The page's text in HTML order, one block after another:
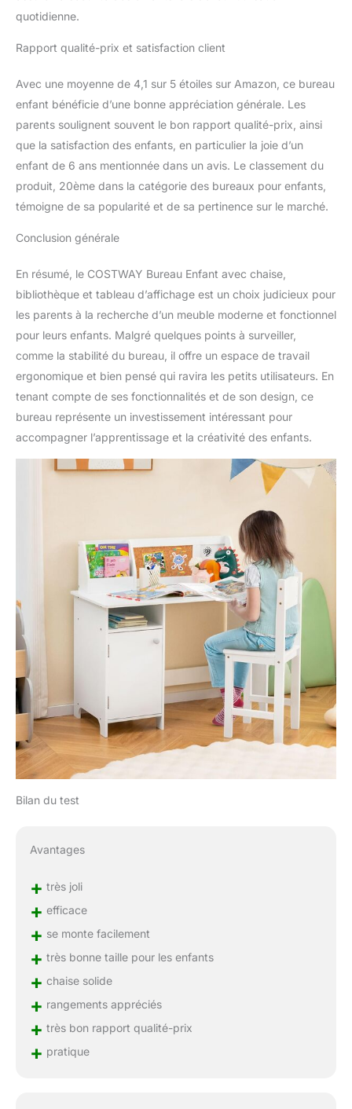
nettoyage facile.
quotidienne.
Rapport qualité-prix et satisfaction client
Avec une moyenne de 4,1 sur 5 étoiles sur Amazon, ce bureau
enfant bénéficie d’une bonne appréciation générale. Les
parents soulignent souvent le bon rapport qualité-prix, ainsi
que la satisfaction des enfants, en particulier la joie d’un
enfant de 6 ans mentionnée dans un avis. Le classement du
produit, 20ème dans la catégorie des bureaux pour enfants,
témoigne de sa popularité et de sa pertinence sur le marché.
Conclusion générale
En résumé, le COSTWAY Bureau Enfant avec chaise,
bibliothèque et tableau d’affichage est un choix judicieux pour
les parents à la recherche d’un meuble moderne et fonctionnel
pour leurs enfants. Malgré quelques points à surveiller,
comme la stabilité du bureau, il offre un espace de travail
ergonomique et bien pensé qui ravira les petits utilisateurs. En
tenant compte de ses fonctionnalités et de son design, ce
bureau représente un investissement intéressant pour
accompagner l’apprentissage et la créativité des enfants.
Bilan du test
Avantages
+ très joli
+ efficace
+ se monte facilement
+ très bonne taille pour les enfants
+ chaise solide
+ rangements appréciés
+ très bon rapport qualité-prix
+ pratique